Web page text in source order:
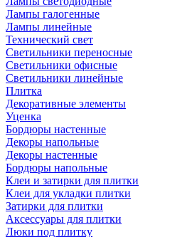
Лампы галогенные
Лампы линейные
Технический свет
Светильники переносные
Светильники офисные
Светильники линейные
Плитка
Декоративные элементы
Уценка
Бордюры настенные
Декоры напольные
Декоры настенные
Бордюры напольные
Клеи и затирки для плитки
Клеи для укладки плитки
Затирки для плитки
Аксессуары для плитки
Люки под плитку